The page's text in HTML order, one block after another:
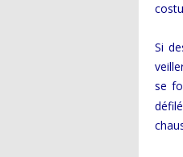
Si
se